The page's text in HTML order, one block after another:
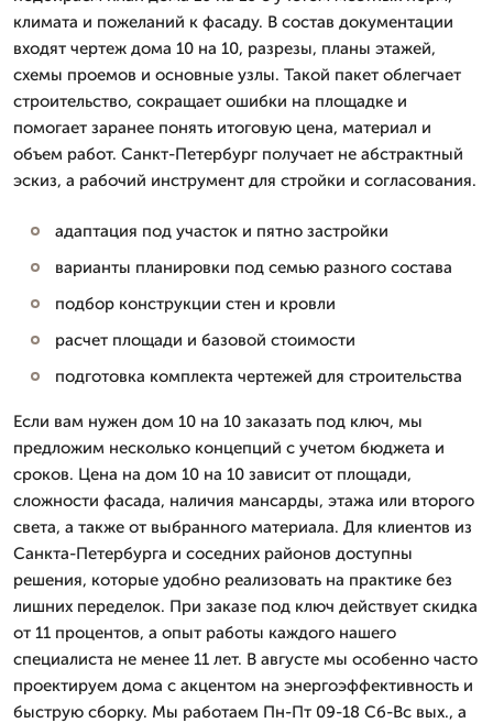
климата и пожеланий к фасаду. В состав документации
входят чертеж дома 10 на 10, разрезы, планы этажей,
схемы проемов и основные узлы. Такой пакет облегчает
строительство, сокращает ошибки на площадке и
помогает заранее понять итоговую цена, материал и
объем работ. Санкт-Петербург получает не абстрактный
эскиз, а рабочий инструмент для стройки и согласования.
адаптация под участок и пятно застройки
варианты планировки под семью разного состава
подбор конструкции стен и кровли
расчет площади и базовой стоимости
подготовка комплекта чертежей для строительства
Если вам нужен дом 10 на 10 заказать под ключ, мы
предложим несколько концепций с учетом бюджета и
сроков. Цена на дом 10 на 10 зависит от площади,
сложности фасада, наличия мансарды, этажа или второго
света, а также от выбранного материала. Для клиентов из
Санкта-Петербурга и соседних районов доступны
решения, которые удобно реализовать на практике без
лишних переделок. При заказе под ключ действует скидка
от 11 процентов, а опыт работы каждого нашего
специалиста не менее 11 лет. В августе мы особенно часто
проектируем дома с акцентом на энергоэффективность и
быструю сборку. Мы работаем Пн-Пт 09-18 Сб-Вс вых., а